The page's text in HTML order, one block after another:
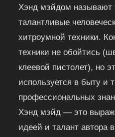
Хэнд мэйдом называют
талантливые
хитроумной техники.
техники не обойтись
клеевой пистолет), но
используется в быту и
профессиональных
Хэнд мэйд — это
идеей и талант автора